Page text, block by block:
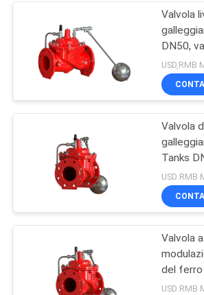
INFORMATIVA
SULLA
PRIVACY
Valvola a sfera
saldata
Valvola a sfera
attivata
Valvola
DN50,
USD,RMB
Valvola
Tanks
SS304
USD RMB
Valvola
del
acqua
USD RMB